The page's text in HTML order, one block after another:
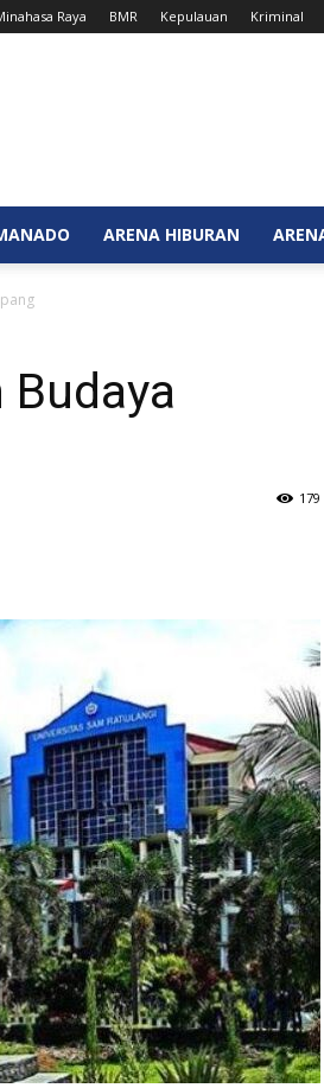
Raya BMR Kepulauan Kriminal
ARENA HIBURAN
179